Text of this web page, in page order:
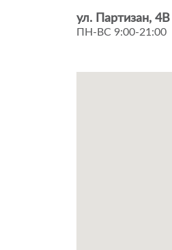
ул. Партизан, 4В
ПН-ВС 9:00-21:00